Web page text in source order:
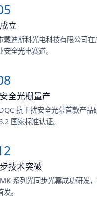
立
戴迪斯科光电科技有限公司
安全光电赛道。
全光栅量产
抗干扰安全光幕首款产品
国家标准认证。
技术突破
系列光同步光幕成功研发
。